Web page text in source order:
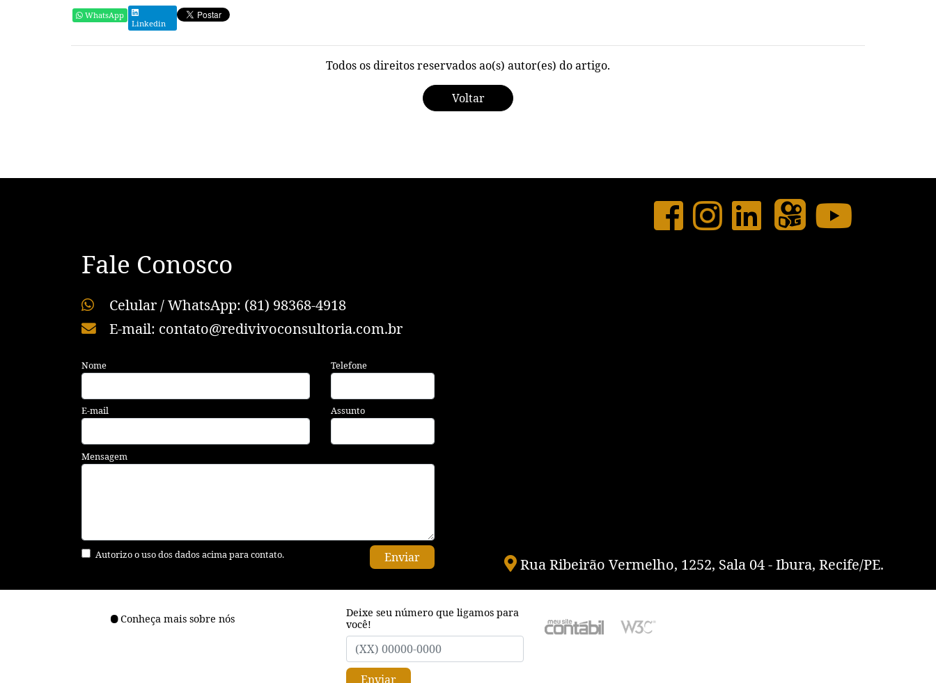
WhatsApp
Linkedin
Todos os direitos reservados ao(s) autor(es) do artigo.
Voltar
Fale Conosco
Celular / WhatsApp: (81) 98368-4918
E-mail: contato@redivivoconsultoria.com.br
Nome Telefone
E-mail Assunto
Mensagem
Autorizo o uso dos dados acima para contato. Enviar Rua Ribeirão Vermelho, 1252, Sala 04 - Ibura, Recife/PE.
Conheça mais sobre nós
Deixe seu número que ligamos para
você!
Enviar